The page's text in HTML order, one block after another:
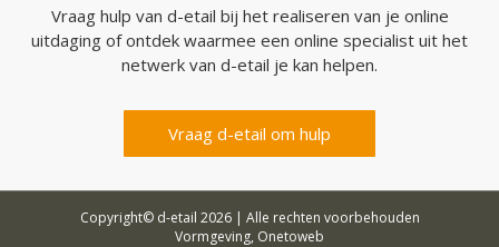
Vraag hulp van d-etail bij het realiseren van je online
uitdaging of ontdek waarmee een online specialist uit het
netwerk van d-etail je kan helpen.
Vraag d-etail om hulp
Copyright© d-etail 2026 | Alle rechten voorbehouden
Vormgeving, Onetoweb